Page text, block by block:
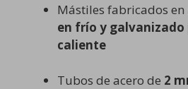
Mástiles fabricados en
en frío y galvanizado
caliente
Tubos de acero de 2